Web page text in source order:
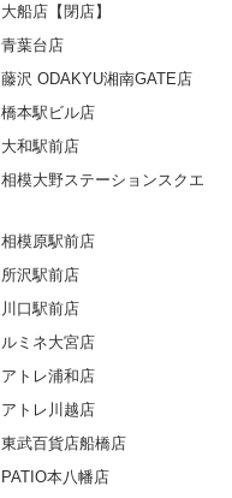
大船店【閉店】
青葉台店
藤沢 ODAKYU湘南GATE店
橋本駅ビル店
大和駅前店
相模大野ステーションスクエ
相模原駅前店
所沢駅前店
川口駅前店
ルミネ大宮店
アトレ浦和店
アトレ川越店
東武百貨店船橋店
PATIO本八幡店